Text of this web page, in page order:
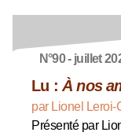
N°90 - juillet
Lu : À nos
par Lionel Leroi-
Présenté par